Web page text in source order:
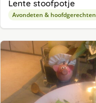
Lente stoofpotje
Avondeten & hoofdgerechten